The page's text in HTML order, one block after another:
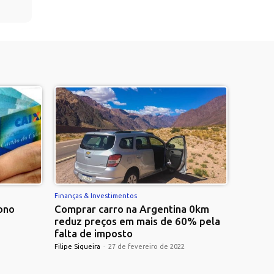
Finanças & Investimentos
Comprar carro na Argentina 0km
reduz preços em mais de 60% pela
falta de imposto
Filipe Siqueira - 27 de fevereiro de 2022